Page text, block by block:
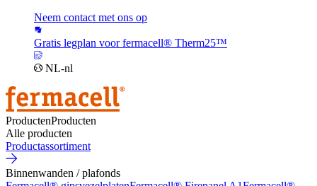
Neem contact met ons op
Gratis legplan voor fermacell® Therm25™
NL-nl
ProductenProducten
Alle producten
Productassortiment
Binnenwanden / plafonds